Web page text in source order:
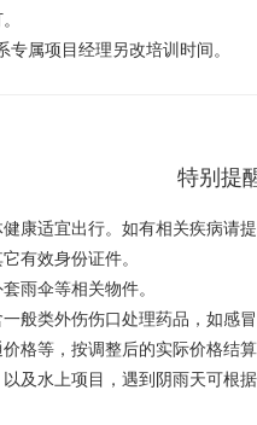
属项目经理另改培训时间。
特别提
康适宜出行。如有相关疾病请
有效身份证件。
雨伞等相关物件。
般类外伤伤口处理药品，如感
格等，按调整后的实际价格结
及水上项目，遇到阴雨天可根